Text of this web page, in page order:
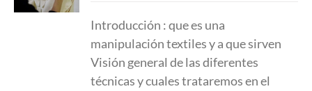
Introducción : que es una
manipulación textiles y a que sirven
Visión general de las diferentes
técnicas y cuales trataremos en el